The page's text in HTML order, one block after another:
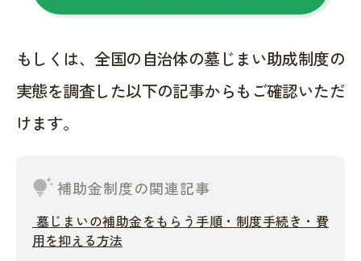
もしくは、全国の自治体の墓じまい助成制度の
実態を調査した以下の記事からもご確認いただ
けます。
tips_and_updates補助金制度の関連記事
墓じまいの補助金をもらう手順・制度手続き・費
用を抑える方法